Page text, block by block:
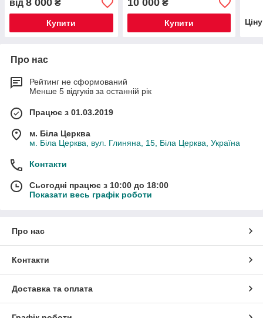
від 8 000 ₴
Купити
10 000₴
Купити
Про нас
Рейтинг не сформований
Менше 5 відгуків за останній рік
Працює з 01.03.2019
м. Біла Церква
м. Біла Церква, вул. Глиняна, 15, Біла Церква, Україна
Контакти
Сьогодні працює з 10:00 до 18:00
Показати весь графік роботи
Про нас
Контакти
Доставка та оплата